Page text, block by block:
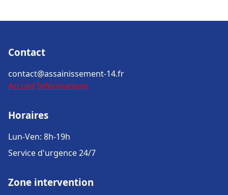
Contact
contact@assainissement-14.fr
Accueil Informations
Horaires
Lun-Ven: 8h-19h
Service d'urgence 24/7
Zone intervention